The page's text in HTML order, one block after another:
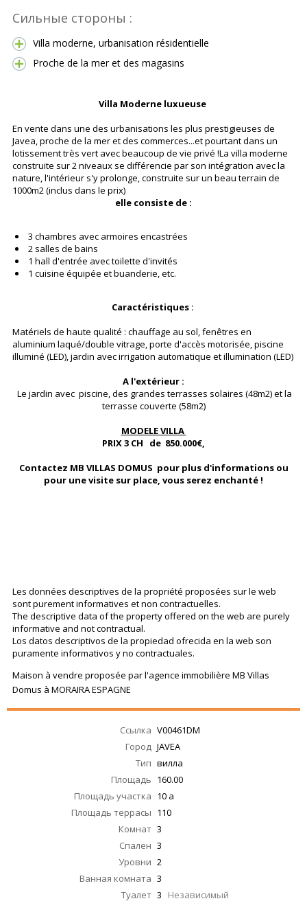
Сильные стороны :
Villa moderne, urbanisation résidentielle
Proche de la mer et des magasins
Villa Moderne luxueuse
En vente dans une des urbanisations les plus prestigieuses de
Javea, proche de la mer et des commerces...et pourtant dans un
lotissement très vert avec beaucoup de vie privé !La villa moderne
construite sur 2 niveaux se différencie par son intégration avec la
nature, l'intérieur s'y prolonge, construite sur un beau terrain de
1000m2 (inclus dans le prix)
elle consiste de :
3 chambres avec armoires encastrées
2 salles de bains
1 hall d'entrée avec toilette d'invités
1 cuisine équipée et buanderie, etc.
Caractéristiques :
Matériels de haute qualité : chauffage au sol, fenêtres en
aluminium laqué/double vitrage, porte d'accès motorisée, piscine
illuminé (LED), jardin avec irrigation automatique et illumination (LED)
A l'extérieur :
Le jardin avec piscine, des grandes terrasses solaires (48m2) et la
terrasse couverte (58m2)
MODELE VILLA
PRIX 3 CH de 850.000€,
Contactez MB VILLAS DOMUS pour plus d'informations ou
pour une visite sur place, vous serez enchanté !
Les données descriptives de la propriété proposées sur le web
sont purement informatives et non contractuelles.
The descriptive data of the property offered on the web are purely
informative and not contractual.
Los datos descriptivos de la propiedad ofrecida en la web son
puramente informativos y no contractuales.
Maison à vendre proposée par l'agence immobilière MB Villas
Domus à MORAIRA ESPAGNE
Ссылка V00461DM
Город JAVEA
Тип вилла
Площадь 160.00
Площадь участка 10 a
Площадь террасы 110
Комнат 3
Спален 3
Уровни 2
Ванная комната 3
Туалет 3 Независимый